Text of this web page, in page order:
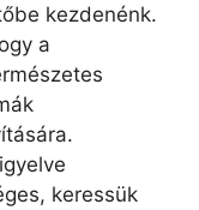
kezdenénk.
a
keressük